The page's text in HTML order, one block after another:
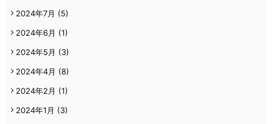
2024年7月 (5)
2024年6月 (1)
2024年5月 (3)
2024年4月 (8)
2024年2月 (1)
2024年1月 (3)